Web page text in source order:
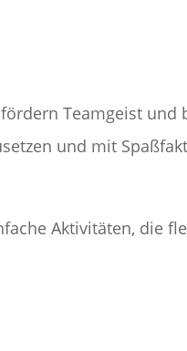
Teamgeist und
und mit
Aktivitäten, die